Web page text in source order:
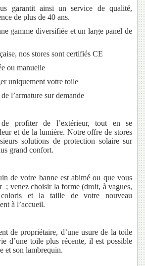
garantit ainsi un service de qualité,
de plus de 40 ans.
gamme diversifiée et un large panel de
nos stores sont certifiés CE
ou manuelle
uniquement votre toile
l’armature sur demande
profiter de l’extérieur, tout en se
et de la lumière. Notre offre de stores
solutions de protection solaire sur
grand confort.
de votre banne est abimé ou que vous
; venez choisir la forme (droit, à vagues,
et la taille de votre nouveau
à l’accueil.
de propriétaire, d’une usure de la toile
d’une toile plus récente, il est possible
et son lambrequin.